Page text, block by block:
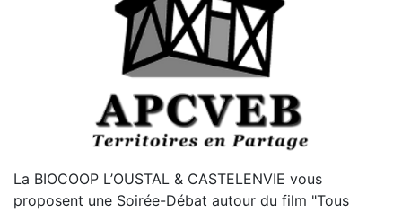
La BIOCOOP L’OUSTAL & CASTELENVIE vous
proposent une Soirée-Débat autour du film "Tous